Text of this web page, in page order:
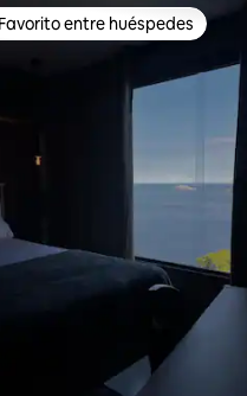
entre huéspedes preferido
Favorito entre huéspedes